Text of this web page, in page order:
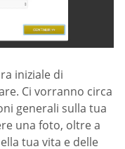
iniziale di
Ci vorranno circa
generali sulla tua
una foto, oltre a
tua vita e delle